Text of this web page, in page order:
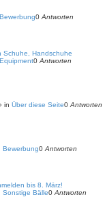
Bewerbung0 Antworten
Schuhe, Handschuhe
Equipment0 Antworten
in Über diese Seite0 Antworten
Bewerbung0 Antworten
bis 8. März!
Sonstige Bälle0 Antworten